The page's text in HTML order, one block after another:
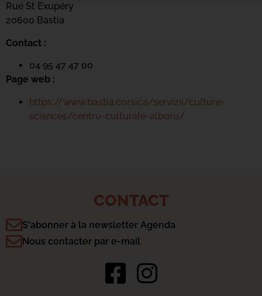
Rue St Exupéry
20600 Bastia
Contact :
04 95 47 47 00
Page web :
https://www.bastia.corsica/servizii/culture-
sciences/centru-culturale-alboru/
CONTACT
S'abonner à la newsletter Agenda
Nous contacter par e-mail